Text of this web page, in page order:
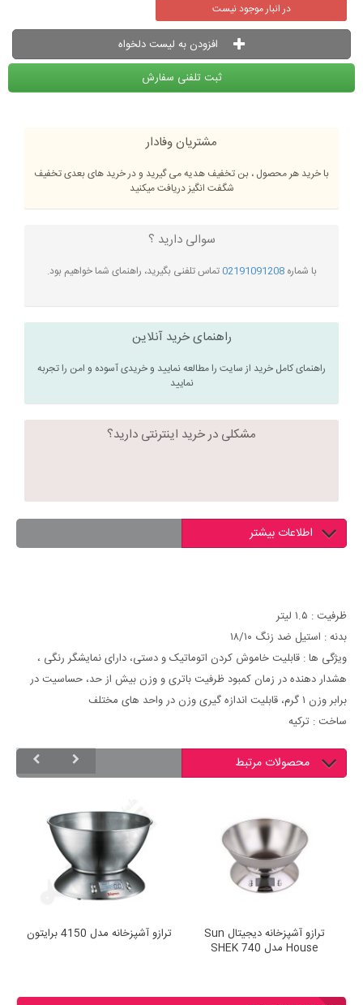
در انبار موجود نیست
افزودن به لیست دلخواه
ثبت تلفنی سفارش
مشتریان وفادار
با خرید هر محصول ، بن تخفیف هدیه می گیرید و در خرید های بعدی تخفیف
شگفت انگیز دریافت میکنید
سوالی دارید ؟
با شماره02191091208تماس تلفنی بگیرید، راهنمای شما خواهیم بود.
راهنمای خرید آنلاین
راهنمای کامل خرید از سایت را مطالعه نمایید و خریدی آسوده و امن را تجربه
نمایید
مشکلی در خرید اینترنتی دارید؟
اطلاعات بیشتر
ظرفیت : ۱.۵ لیتر
بدنه : استیل ضد زنگ ۱۸/۱۰
ویژگی ها : قابلیت خاموش کردن اتوماتیک و دستی، دارای نمایشگر رنگی ،
هشدار دهنده در زمان کمبود ظرفیت باتری و وزن بیش از حد، حساسیت در
برابر وزن ۱ گرم، قابلیت اندازه گیری وزن در واحد های مختلف
ساخت : ترکیه
محصولات مرتبط
ترازو آشپزخانه مدل 4150 برایتون
ترازو آشپزخانه دیجیتال Sun
House مدل SHEK 740